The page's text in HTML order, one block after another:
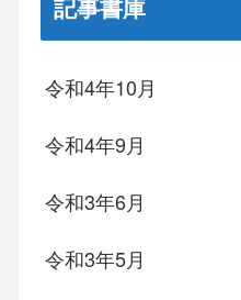
記事書庫
令和4年10月
令和4年9月
令和3年6月
令和3年5月